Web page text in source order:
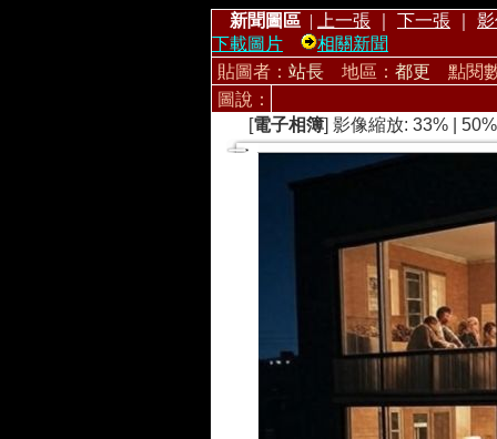
新聞圖區 | 上一張 下一張
下載圖片
相關新聞
貼圖者： 站長 地區： 都更
點閱
圖說：
[電子相簿] 影像縮放: 33% 50%